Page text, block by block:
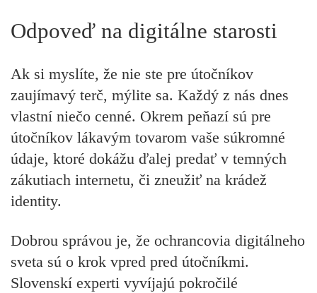
Odpoveď na digitálne starosti
Ak si myslíte, že nie ste pre útočníkov
zaujímavý terč, mýlite sa. Každý z nás dnes
vlastní niečo cenné. Okrem peňazí sú pre
útočníkov lákavým tovarom vaše súkromné
údaje, ktoré dokážu ďalej predať v temných
zákutiach internetu, či zneužiť na krádež
identity.
Dobrou správou je, že ochrancovia digitálneho
sveta sú o krok vpred pred útočníkmi.
Slovenskí experti vyvíjajú pokročilé